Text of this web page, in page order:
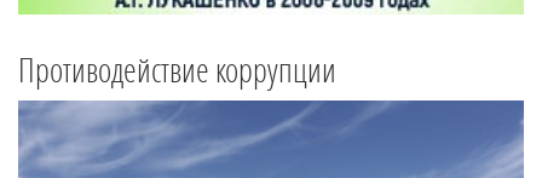
Противодействие коррупции